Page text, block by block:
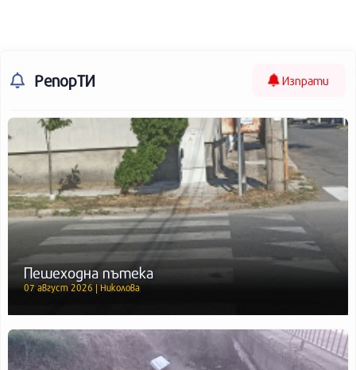
РепорТИ Изпрати
Пешеходна пътека
07 август 2026 | Николова